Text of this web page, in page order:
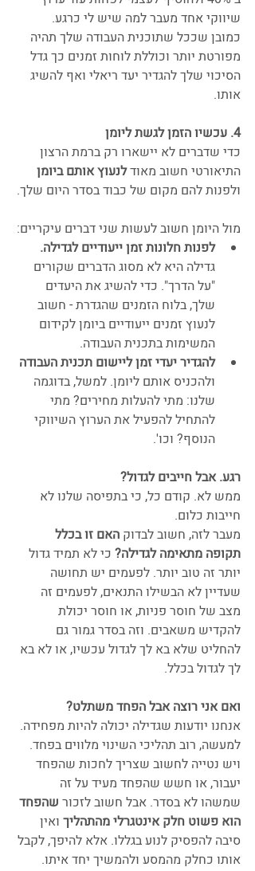
שיווקי אחד מעבר למה שיש לי כרגע.
כמובן שככל שתוכנית העבודה שלך תהיה
מפורטת יותר וכוללת לוחות זמנים כך גדל
הסיכוי שלך להגדיר יעד ריאלי ואף להשיג
אותו.
4. עכשיו הזמן לגשת ליומן
כדי שדברים לא יישארו רק ברמת הרצון
התיאורטי חשוב מאוד לנעוץ אותם ביומן
ולפנות להם מקום של כבוד בסדר היום שלך.
מול היומן חשוב לעשות שני דברים עיקריים:
לפנות חלונות זמן ייעודיים לגדילה.
גדילה היא לא מסוג הדברים שקורים
"על הדרך". כדי להשיג את היעדים
שלך, בלוח הזמנים שהגדרת - חשוב
לנעוץ זמנים ייעודיים ביומן לקידום
המשימות בתכנית העבודה.
להגדיר יעדי זמן ליישום תכנית העבודה
ולהכניס אותם ליומן. למשל, בדוגמה
שלנו: מתי להעלות מחירים? מתי
להתחיל להפעיל את הערוץ השיווקי
הנוסף? וכו'.
רגע. אבל חייבים לגדול?
ממש לא. קודם כל, כי בתפיסה שלנו לא
חייבות כלום.
מעבר לזה, חשוב לבדוק האם זו בכלל
תקופה מתאימה לגדילה? כי לא תמיד גדול
יותר זה טוב יותר. לפעמים יש תחושה
שעדיין לא הבשילו התנאים, לפעמים זה
מצב של חוסר פניות, או חוסר יכולת
להקדיש משאבים. וזה בסדר גמור גם
להחליט שלא בא לך לגדול עכשיו, או לא בא
לך לגדול בכלל.
ואם אני רוצה אבל הפחד משתלט?
אנחנו יודעות שגדילה יכולה להיות מפחידה.
למעשה, רוב תהליכי השינוי מלווים בפחד.
ויש נטייה לחשוב שצריך לחכות שהפחד
יעבור, או חשש שהפחד מעיד על זה
שמשהו לא בסדר. אבל חשוב לזכור שהפחד
הוא פשוט חלק אינטגרלי מהתהליך ואין
סיבה להפסיק לנוע בגללו. אלא להיפך, לקבל
אותו כחלק מהמסע ולהמשיך יחד איתו.